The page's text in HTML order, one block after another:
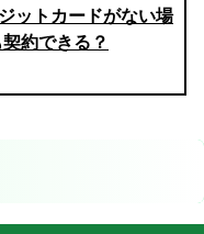
ットカードがない場
約できる？